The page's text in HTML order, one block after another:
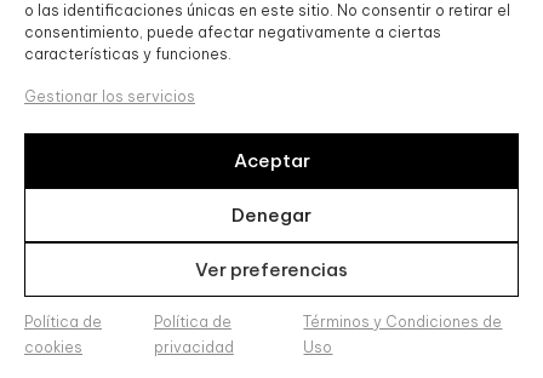
o las identificaciones únicas en este sitio. No consentir o retirar el
consentimiento, puede afectar negativamente a ciertas
características y funciones.
Gestionar los servicios
Aceptar
Denegar
Ver preferencias
Política de
cookies
Política de
privacidad
Términos y Condiciones de
Uso